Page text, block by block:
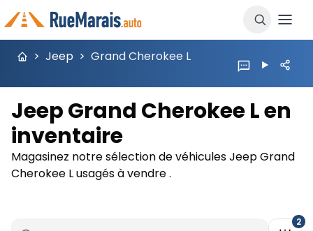
> Jeep > Grand Cherokee L
Jeep Grand Cherokee L en
inventaire
Magasinez notre sélection de véhicules Jeep Grand
Cherokee L usagés à vendre .
2